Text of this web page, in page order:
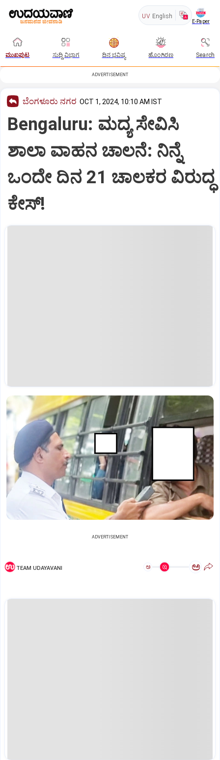
UV English
E-Paper
ಮುಖಪುಟ ಸುದ್ದಿ ವಿಭಾಗ ದಿನ ಭವಿಷ್ಯ ಹೊಂಗಿರಣ Search
ADVERTISEMENT
ಬೆಂಗಳೂರು ನಗರ OCT 1, 2024, 10:10 AM IST
Bengaluru: ಮದ್ಯ ಸೇವಿಸಿ
ಶಾಲಾ ವಾಹನ ಚಾಲನೆ: ನಿನ್ನೆ
ಒಂದೇ ದಿನ 21 ಚಾಲಕರ ವಿರುದ್ಧ
ಕೇಸ್‌!
ADVERTISEMENT
TEAM UDAYAVANI ಅ ಅ